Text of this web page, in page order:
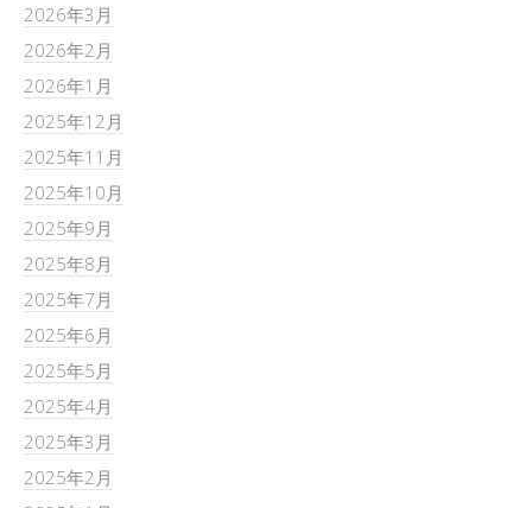
2026年3月
2026年2月
2026年1月
2025年12月
2025年11月
2025年10月
2025年9月
2025年8月
2025年7月
2025年6月
2025年5月
2025年4月
2025年3月
2025年2月